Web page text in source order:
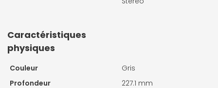
Caractéristiques
physiques
Couleur
Gris
Profondeur
227.1 mm